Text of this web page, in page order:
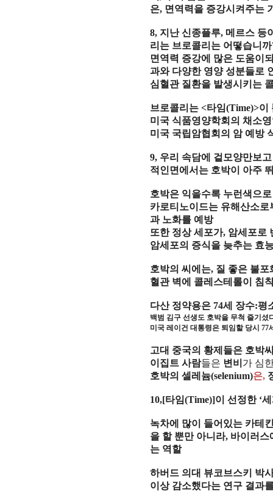
은, 면역력을 증강시켜주는
8, 지난 신종플루, 메르스 등
리는 브로콜리는 어떻습니까
면역력 증강에 많은 도움이
과와 다양한 영양 성분들로
심혈관 질환을 발생시키는
브로콜리는<타임(Time)>이
미국 식품영양학회의 채소
미국 국립암협회의 암 예방
9, 우리 속담에 겉모양만보
적인면에서는 호박이 아주
호박은 익을수록 누런색으
카로티노이드는 유해산소
과 노화를 예방
또한 정상 세포가, 암세포로
암세포의 증식을 늦추는 효
호박의 씨에는, 질 좋은 불포
혈관 벽에 콜레스테롤이 침
다산 정약용은 74세 장수:평
백범 김구 선생도 호박을 무척 즐기셨
미국 레이건 대통령은 퇴임할 당시77
고대 중국의 황제들은 호박
이집트 사람들은 변비 가 심
호박의 셀레늄(selenium)은,
10,[타임(Time)]이 선정한 ‘
녹차에 많이 들어있는 카테
을 할 뿐만 아니라, 바이러스
는 역할
하버드 의대 뷰코브스키 박
이상 감소했다는 연구 결과